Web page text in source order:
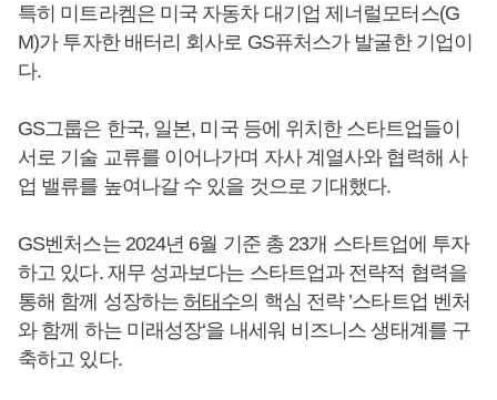
특히 미트라켐은 미국 자동차 대기업 제너럴모터스(G
M)가 투자한 배터리 회사로 GS퓨처스가 발굴한 기업이
다.
GS그룹은 한국, 일본, 미국 등에 위치한 스타트업들이
서로 기술 교류를 이어나가며 자사 계열사와 협력해 사
업 밸류를 높여나갈 수 있을 것으로 기대했다.
GS벤처스는 2024년 6월 기준 총 23개 스타트업에 투자
하고 있다. 재무 성과보다는 스타트업과 전략적 협력을
통해 함께 성장하는허태수의 핵심 전략 ’스타트업 벤처
와 함께 하는 미래성장‘을 내세워 비즈니스 생태계를 구
축하고 있다.